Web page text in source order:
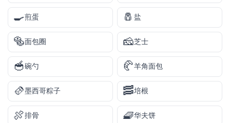
🍳煎蛋 🧂 盐
🥯面包圈 🧀芝士
🥣碗勺 🥐羊角面包
🫔墨西哥粽子 🥓培根
🍖排骨 🧇华夫饼